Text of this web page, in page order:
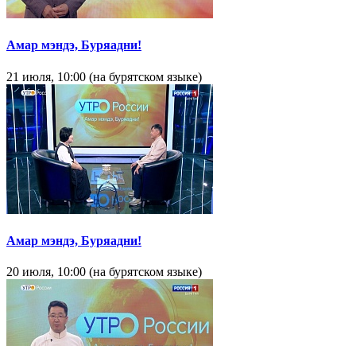
Амар мэндэ, Буряадни!
21 июля, 10:00 (на бурятском языке)
Амар мэндэ, Буряадни!
20 июля, 10:00 (на бурятском языке)